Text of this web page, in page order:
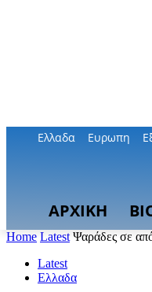
Ελλαδα Ευρωπη
ΑΡΧΙΚΗ
Home Latest Ψαράδες σε
Latest
Ελλαδα